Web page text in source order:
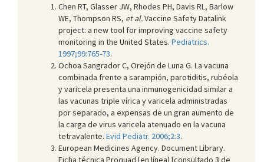
Chen RT, Glasser JW, Rhodes PH, Davis RL, Barlow
WE, Thompson RS, et al.Vaccine Safety Datalink
project: a new tool for improving vaccine safety
monitoring in the United States. Pediatrics.
1997;99:765-73.
Ochoa Sangrador C, Orejón de Luna G. La vacuna
combinada frente a sarampión, parotiditis, rubéola
y varicela presenta una inmunogenicidad similar a
las vacunas triple vírica y varicela administradas
por separado, a expensas de un gran aumento de
la carga de virus varicela atenuado en la vacuna
tetravalente. Evid Pediatr. 2006;2:3.
European Medicines Agency. Document Library.
Ficha técnica Proquad [en línea] [consultado 3 de